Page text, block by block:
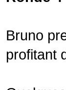
Bruno
profitant